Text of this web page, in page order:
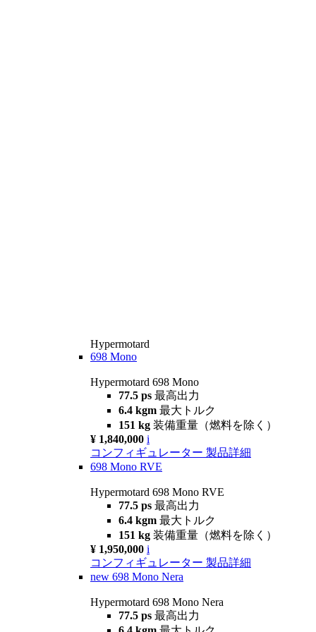
Hypermotard
698 Mono
Hypermotard 698 Mono
77.5 ps 最高出力
6.4 kgm 最大トルク
151 kg 装備重量（燃料を除く）
¥ 1,840,000 i
コンフィギュレーター 製品詳細
698 Mono RVE
Hypermotard 698 Mono RVE
77.5 ps 最高出力
6.4 kgm 最大トルク
151 kg 装備重量（燃料を除く）
¥ 1,950,000 i
コンフィギュレーター 製品詳細
new 698 Mono Nera
Hypermotard 698 Mono Nera
77.5 ps 最高出力